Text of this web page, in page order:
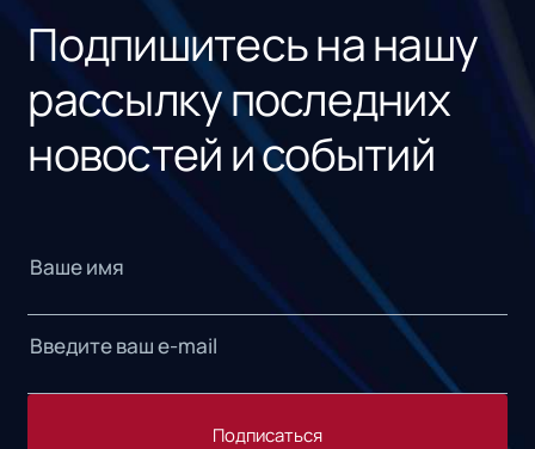
Подпишитесь на нашу
рассылку последних
новостей и событий
Подписаться